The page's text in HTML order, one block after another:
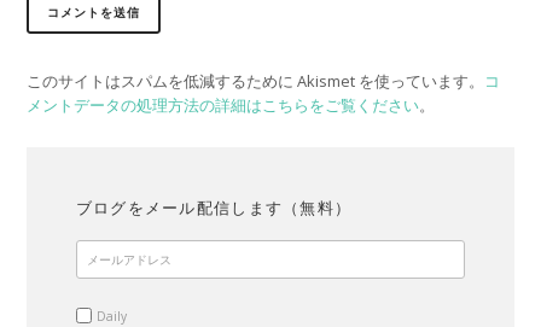
このサイトはスパムを低減するために Akismet を使っています。 コ
メントデータの処理方法の詳細はこちらをご覧ください。
ブログをメール配信します（無料）
Daily